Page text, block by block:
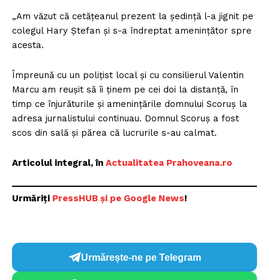
„Am văzut că cetățeanul prezent la ședință l-a jignit pe
colegul Hary Ștefan și s-a îndreptat amenințător spre
acesta.
Împreună cu un polițist local și cu consilierul Valentin
Marcu am reușit să îi ținem pe cei doi la distanță, în
timp ce înjurăturile și amenințările domnului Scoruș la
adresa jurnalistului continuau. Domnul Scoruș a fost
scos din sală și părea că lucrurile s-au calmat.
Articolul integral, în Actualitatea Prahoveana.ro
Urmăriți PressHUB și pe Google News!
Urmărește-ne pe Telegram